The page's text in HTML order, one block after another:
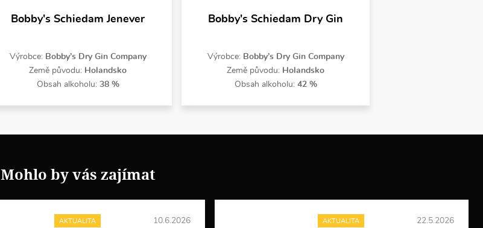
Bobby's Schiedam Jenever
Výrobce: Bobby’s Dry Gin Company
Země původu: Holandsko
Obsah alkoholu: 38 %
Bobby's Schiedam Dry Gin
Výrobce: Bobby’s Dry Gin Company
Země původu: Holandsko
Obsah alkoholu: 42 %
Mohlo by vás zajímat
AKTUALITA 10.6.2026 AKTUALITA 22.5.2026